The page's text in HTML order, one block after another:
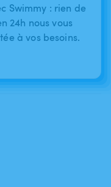
Swimmy : rien de
24h nous vous
à vos besoins.